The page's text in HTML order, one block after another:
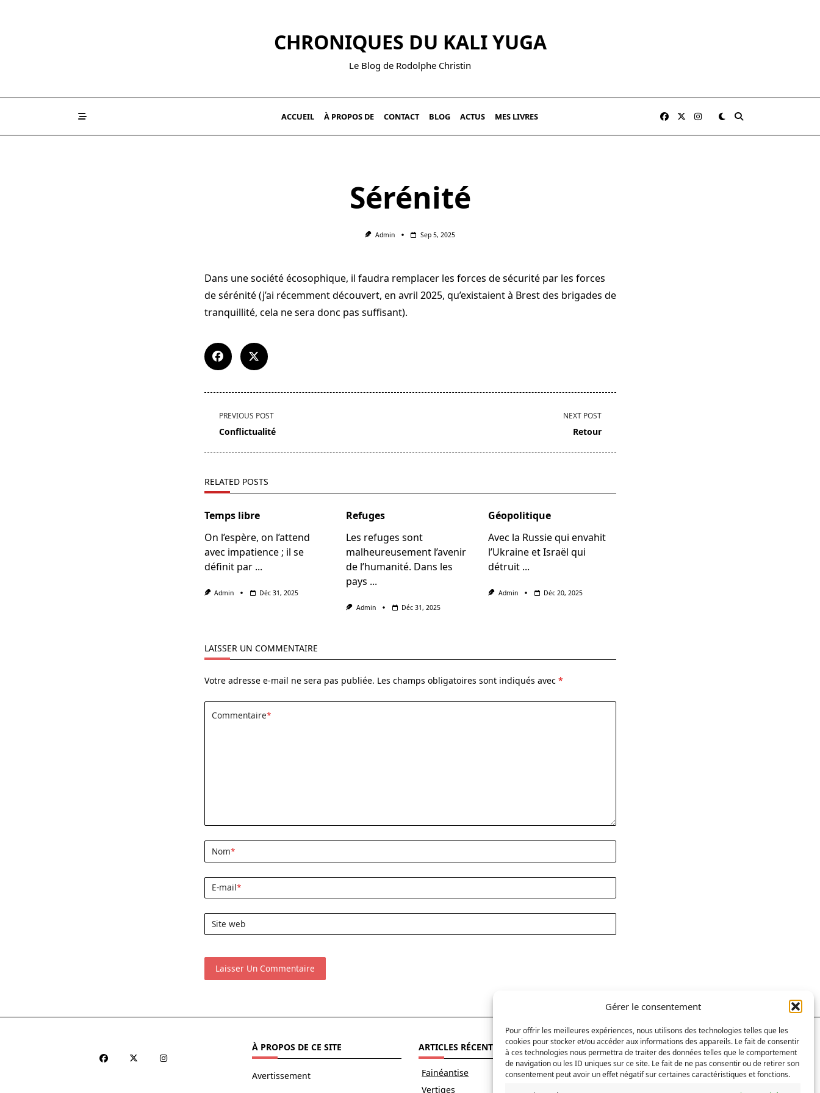
Gérer le consentement
Pour offrir les meilleures expériences, nous utilisons des technologies telles que les
cookies pour stocker et/ou accéder aux informations des appareils. Le fait de consentir
à ces technologies nous permettra de traiter des données telles que le comportement
de navigation ou les ID uniques sur ce site. Le fait de ne pas consentir ou de retirer son
consentement peut avoir un effet négatif sur certaines caractéristiques et fonctions.
CHRONIQUES DU KALI YUGA
Le Blog de Rodolphe Christin
ACCUEIL À PROPOS DE CONTACT BLOG ACTUS MES LIVRES
Sérénité
Admin Sep 5, 2025
Dans une société écosophique, il faudra remplacer les forces de sécurité par les forces
de sérénité (j’ai récemment découvert, en avril 2025, qu’existaient à Brest des brigades de
tranquillité, cela ne sera donc pas suffisant).
<span
class="nav-
text">Page</span>
PREVIOUS POST
Conflictualité
NEXT POST
Retour
RELATED POSTS
Temps libre
On l’espère, on l’attend
avec impatience ; il se
définit par ...
Admin Déc 31, 2025
Refuges
Les refuges sont
malheureusement l’avenir
de l’humanité. Dans les
pays ...
Admin Déc 31, 2025
Géopolitique
Avec la Russie qui envahit
l’Ukraine et Israël qui
détruit ...
Admin Déc 20, 2025
LAISSER UN COMMENTAIRE
Votre adresse e-mail ne sera pas publiée. Les champs obligatoires sont indiqués avec *
Commentaire*
Nom*
E-mail*
Site web
À PROPOS DE CE SITE
Avertissement
ARTICLES RÉCENTS
Fainéantise
Vertiges
RECHERCHER